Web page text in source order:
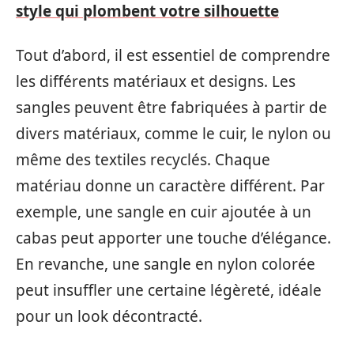
style qui plombent votre silhouette
Tout d’abord, il est essentiel de comprendre
les différents matériaux et designs. Les
sangles peuvent être fabriquées à partir de
divers matériaux, comme le cuir, le nylon ou
même des textiles recyclés. Chaque
matériau donne un caractère différent. Par
exemple, une sangle en cuir ajoutée à un
cabas peut apporter une touche d’élégance.
En revanche, une sangle en nylon colorée
peut insuffler une certaine légèreté, idéale
pour un look décontracté.